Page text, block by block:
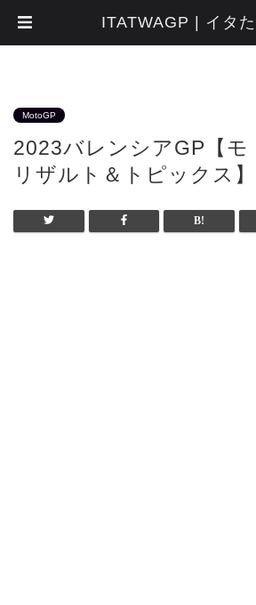
MotoGP
2023バレンシアGP【モ
リザルト＆トピックス】
ITATWAGP | イタ